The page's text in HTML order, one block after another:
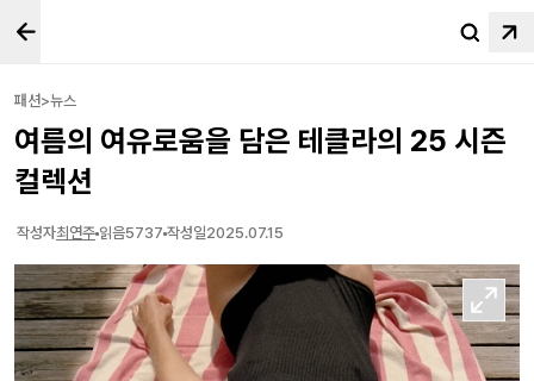
패션>뉴스
여름의 여유로움을 담은 테클라의 25 시즌
컬렉션
작성자최연주 읽음5737 작성일2025.07.15